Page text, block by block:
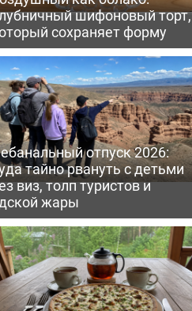
шифоновый торт,
сохраняет форму
отпуск 2026:
тайно рвануть с детьми
виз, толп туристов и
жары